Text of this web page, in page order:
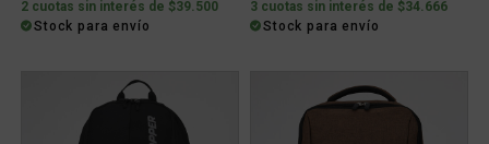
2 cuotas sin interés de $39.500
Stock para envío
3 cuotas sin interés de $34.666
Stock para envío